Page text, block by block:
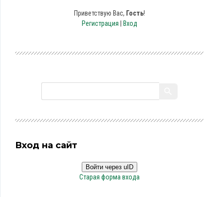
Приветствую Вас, Гость!
Регистрация
Вход
Вход на сайт
Войти через uID
Старая форма входа